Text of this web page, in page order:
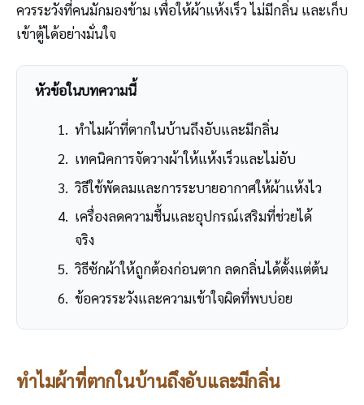
ควรระวังที่คนมักมองข้าม เพื่อให้ผ้าแห้งเร็ว ไม่มีกลิ่น และเก็บ
เข้าตู้ได้อย่างมั่นใจ
หัวข้อในบทความนี้
ทำไมผ้าที่ตากในบ้านถึงอับและมีกลิ่น
เทคนิคการจัดวางผ้าให้แห้งเร็วและไม่อับ
วิธีใช้พัดลมและการระบายอากาศให้ผ้าแห้งไว
เครื่องลดความชื้นและอุปกรณ์เสริมที่ช่วยได้
จริง
วิธีซักผ้าให้ถูกต้องก่อนตาก ลดกลิ่นได้ตั้งแต่ต้น
ข้อควรระวังและความเข้าใจผิดที่พบบ่อย
ทำไมผ้าที่ตากในบ้านถึงอับและมีกลิ่น